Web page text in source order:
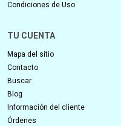
Condiciones de Uso
TU CUENTA
Mapa del sitio
Contacto
Buscar
Blog
Información del cliente
Órdenes